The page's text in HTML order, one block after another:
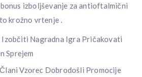
izboljševanje za antioftalmični
krožno vrtenje .
Nagradna Igra Pričakovati
Sprejem
Vzorec Dobrodošli Promocije